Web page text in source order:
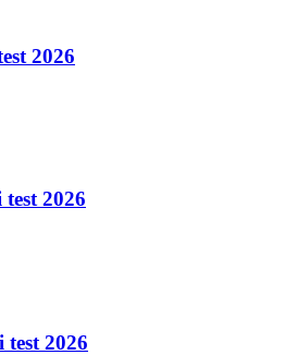
2026
test 2026
test 2026